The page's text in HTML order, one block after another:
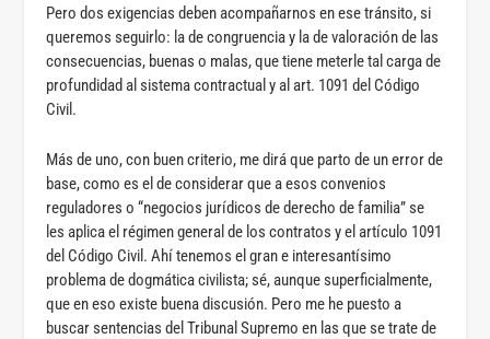
Pero dos exigencias deben acompañarnos en ese tránsito, si
queremos seguirlo: la de congruencia y la de valoración de las
consecuencias, buenas o malas, que tiene meterle tal carga de
profundidad al sistema contractual y al art. 1091 del Código
Civil.
Más de uno, con buen criterio, me dirá que parto de un error de
base, como es el de considerar que a esos convenios
reguladores o “negocios jurídicos de derecho de familia” se
les aplica el régimen general de los contratos y el artículo 1091
del Código Civil. Ahí tenemos el gran e interesantísimo
problema de dogmática civilista; sé, aunque superficialmente,
que en eso existe buena discusión. Pero me he puesto a
buscar sentencias del Tribunal Supremo en las que se trate de